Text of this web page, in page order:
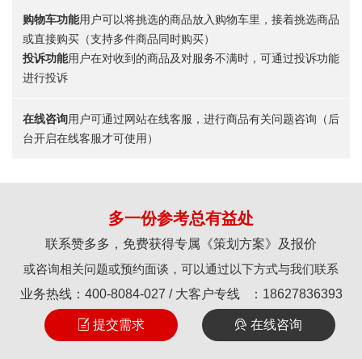
购物车功能用户可以将挑选的商品放入购物车里，接着挑选商品
或直接购买（支持多件商品同时购买）
投诉功能用户在对收到的商品及对服务不满时，可通过投诉功能
进行投诉
在线咨询用户可通过网站在线客服，进行商品有关问题咨询（后
台开启在线客服才可使用）
多一份参考总有益处
联系赞多多，免费获得专属《策划方案》及报价
或咨询相关问题或预约面谈，可以通过以下方式与我们联系
业务热线： 400-8084-027 / 大客户专线 ： 18627836393
在线咨询
提交需求